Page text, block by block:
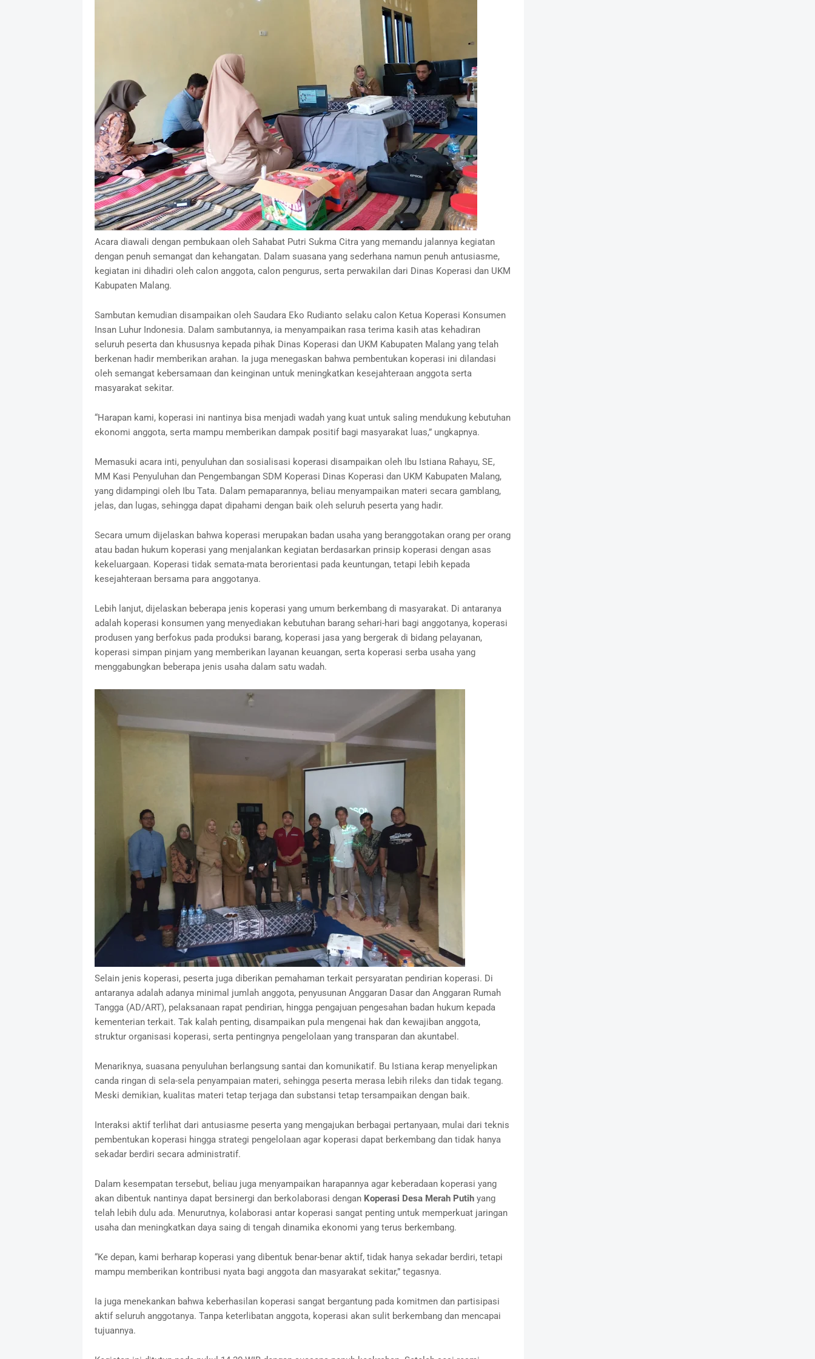
Acara diawali dengan pembukaan oleh Sahabat Putri Sukma Citra yang memandu jalannya kegiatan
dengan penuh semangat dan kehangatan. Dalam suasana yang sederhana namun penuh antusiasme,
kegiatan ini dihadiri oleh calon anggota, calon pengurus, serta perwakilan dari Dinas Koperasi dan UKM
Kabupaten Malang.
Sambutan kemudian disampaikan oleh Saudara Eko Rudianto selaku calon Ketua Koperasi Konsumen
Insan Luhur Indonesia. Dalam sambutannya, ia menyampaikan rasa terima kasih atas kehadiran
seluruh peserta dan khususnya kepada pihak Dinas Koperasi dan UKM Kabupaten Malang yang telah
berkenan hadir memberikan arahan. Ia juga menegaskan bahwa pembentukan koperasi ini dilandasi
oleh semangat kebersamaan dan keinginan untuk meningkatkan kesejahteraan anggota serta
masyarakat sekitar.
“Harapan kami, koperasi ini nantinya bisa menjadi wadah yang kuat untuk saling mendukung kebutuhan
ekonomi anggota, serta mampu memberikan dampak positif bagi masyarakat luas,” ungkapnya.
Memasuki acara inti, penyuluhan dan sosialisasi koperasi disampaikan oleh Ibu Istiana Rahayu, SE,
MM Kasi Penyuluhan dan Pengembangan SDM Koperasi Dinas Koperasi dan UKM Kabupaten Malang,
yang didampingi oleh Ibu Tata. Dalam pemaparannya, beliau menyampaikan materi secara gamblang,
jelas, dan lugas, sehingga dapat dipahami dengan baik oleh seluruh peserta yang hadir.
Secara umum dijelaskan bahwa koperasi merupakan badan usaha yang beranggotakan orang per orang
atau badan hukum koperasi yang menjalankan kegiatan berdasarkan prinsip koperasi dengan asas
kekeluargaan. Koperasi tidak semata-mata berorientasi pada keuntungan, tetapi lebih kepada
kesejahteraan bersama para anggotanya.
Lebih lanjut, dijelaskan beberapa jenis koperasi yang umum berkembang di masyarakat. Di antaranya
adalah koperasi konsumen yang menyediakan kebutuhan barang sehari-hari bagi anggotanya, koperasi
produsen yang berfokus pada produksi barang, koperasi jasa yang bergerak di bidang pelayanan,
koperasi simpan pinjam yang memberikan layanan keuangan, serta koperasi serba usaha yang
menggabungkan beberapa jenis usaha dalam satu wadah.
Selain jenis koperasi, peserta juga diberikan pemahaman terkait persyaratan pendirian koperasi. Di
antaranya adalah adanya minimal jumlah anggota, penyusunan Anggaran Dasar dan Anggaran Rumah
Tangga (AD/ART), pelaksanaan rapat pendirian, hingga pengajuan pengesahan badan hukum kepada
kementerian terkait. Tak kalah penting, disampaikan pula mengenai hak dan kewajiban anggota,
struktur organisasi koperasi, serta pentingnya pengelolaan yang transparan dan akuntabel.
Menariknya, suasana penyuluhan berlangsung santai dan komunikatif. Bu Istiana kerap menyelipkan
canda ringan di sela-sela penyampaian materi, sehingga peserta merasa lebih rileks dan tidak tegang.
Meski demikian, kualitas materi tetap terjaga dan substansi tetap tersampaikan dengan baik.
Interaksi aktif terlihat dari antusiasme peserta yang mengajukan berbagai pertanyaan, mulai dari teknis
pembentukan koperasi hingga strategi pengelolaan agar koperasi dapat berkembang dan tidak hanya
sekadar berdiri secara administratif.
Dalam kesempatan tersebut, beliau juga menyampaikan harapannya agar keberadaan koperasi yang
akan dibentuk nantinya dapat bersinergi dan berkolaborasi dengan Koperasi Desa Merah Putihyang
telah lebih dulu ada. Menurutnya, kolaborasi antar koperasi sangat penting untuk memperkuat jaringan
usaha dan meningkatkan daya saing di tengah dinamika ekonomi yang terus berkembang.
“Ke depan, kami berharap koperasi yang dibentuk benar-benar aktif, tidak hanya sekadar berdiri, tetapi
mampu memberikan kontribusi nyata bagi anggota dan masyarakat sekitar,” tegasnya.
Ia juga menekankan bahwa keberhasilan koperasi sangat bergantung pada komitmen dan partisipasi
aktif seluruh anggotanya. Tanpa keterlibatan anggota, koperasi akan sulit berkembang dan mencapai
tujuannya.